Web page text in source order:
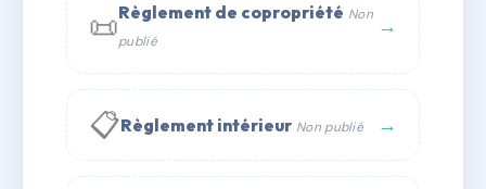
📜Règlement de copropriété Non
publié
→
📋Règlement intérieur Non publié →